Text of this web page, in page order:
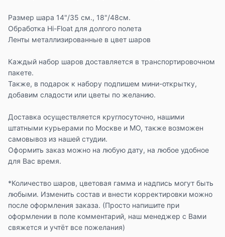
Размер шара 14"/35 см., 18"/48см.
Обработка Hi-Float для долгого полета
Ленты металлизированные в цвет шаров
Каждый набор шаров доставляется в транспортировочном
пакете.
Также, в подарок к набору подпишем мини-открытку,
добавим сладости или цветы по желанию.
Доставка осуществляется круглосуточно, нашими
штатными курьерами по Москве и МО, также возможен
самовывоз из нашей студии.
Оформить заказ можно на любую дату, на любое удобное
для Вас время.
*Количество шаров, цветовая гамма и надпись могут быть
любыми. Изменить состав и внести корректировки можно
после оформления заказа. (Просто напишите при
оформлении в поле комментарий, наш менеджер с Вами
свяжется и учтёт все пожелания)